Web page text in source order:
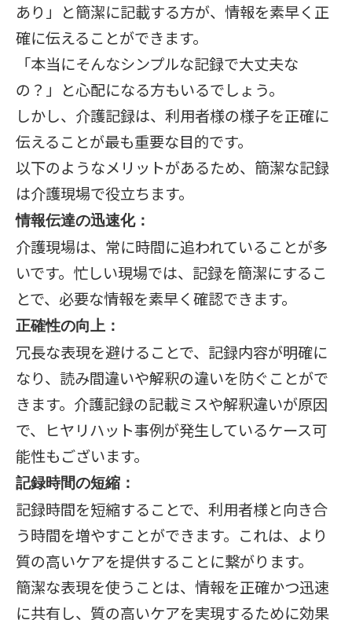
あり」と簡潔に記載する方が、情報を素早く正
確に伝えることができます。
「本当にそんなシンプルな記録で大丈夫な
の？」と心配になる方もいるでしょう。
しかし、介護記録は、利用者様の様子を正確に
伝えることが最も重要な目的です。
以下のようなメリットがあるため、簡潔な記録
は介護現場で役立ちます。
情報伝達の迅速化：
介護現場は、常に時間に追われていることが多
いです。忙しい現場では、記録を簡潔にするこ
とで、必要な情報を素早く確認できます。
正確性の向上：
冗長な表現を避けることで、記録内容が明確に
なり、読み間違いや解釈の違いを防ぐことがで
きます。介護記録の記載ミスや解釈違いが原因
で、ヒヤリハット事例が発生しているケース可
能性もございます。
記録時間の短縮：
記録時間を短縮することで、利用者様と向き合
う時間を増やすことができます。これは、より
質の高いケアを提供することに繋がります。
簡潔な表現を使うことは、情報を正確かつ迅速
に共有し、質の高いケアを実現するために効果